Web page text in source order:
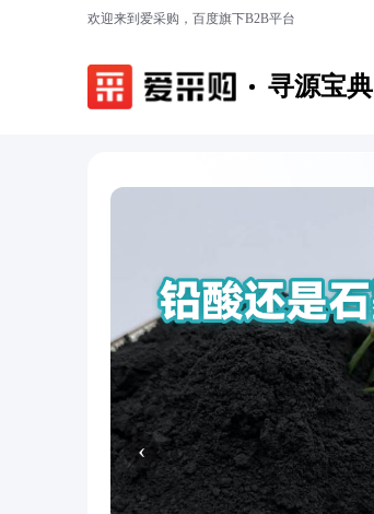
欢迎来到爱采购，百度旗下B2B平台
寻源宝典
‹